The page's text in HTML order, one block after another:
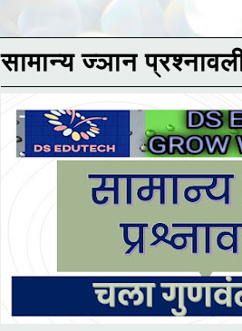
सामान्य ज्ञान